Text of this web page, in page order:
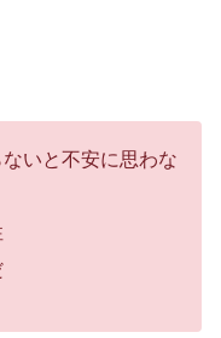
いと不安に思わな